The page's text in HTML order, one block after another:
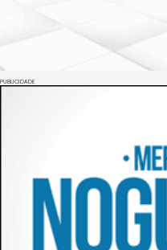
PUBLICIDADE